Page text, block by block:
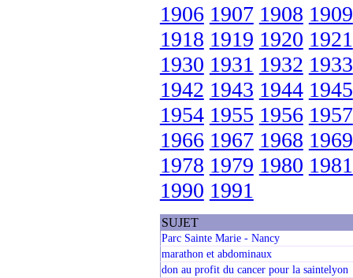
1906 1907 1908 1909
1918 1919 1920 1921
1930 1931 1932 1933
1942 1943 1944 1945
1954 1955 1956 1957
1966 1967 1968 1969
1978 1979 1980 1981
1990 1991
SUJET
Parc Sainte Marie - Nancy
marathon et abdominaux
don au profit du cancer pour la saintelyon